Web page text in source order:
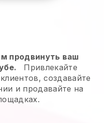
продвинуть ваш
Привлекайте
создавайте
и продавайте на